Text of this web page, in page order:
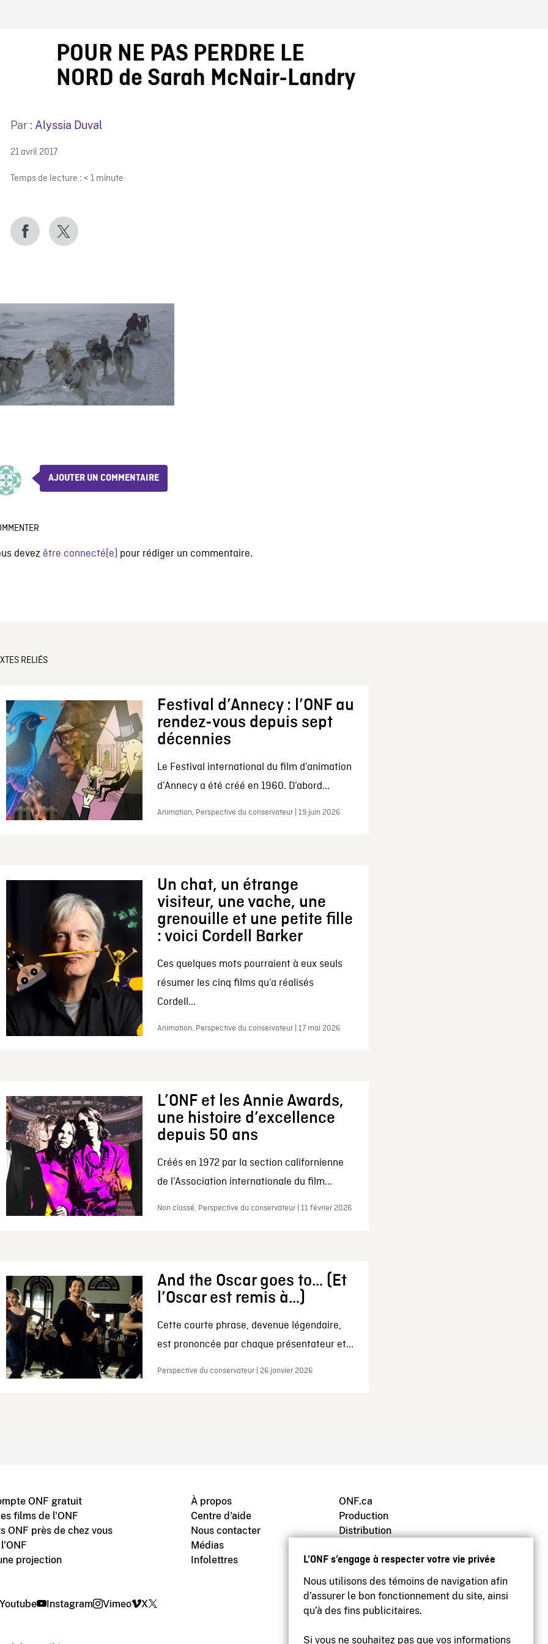
L’ONF s’engage à respecter votre vie privée
Nous utilisons des témoins de navigation afin
d’assurer le bon fonctionnement du site, ainsi
qu’à des fins publicitaires.
Si vous ne souhaitez pas que vos informations
ONF
POUR NE PAS PERDRE LE
NORD de Sarah McNair-Landry
Par : Alyssia Duval
21 avril 2017
Temps de lecture : < 1 minute
AJOUTER UN COMMENTAIRE
devez être connecté(e) pour rédiger un commentaire.
RELIÉS
Festival d’Annecy : l’ONF au
rendez-vous depuis sept
décennies
Le Festival international du film d’animation
d’Annecy a été créé en 1960. D’abord...
Animation, Perspective du conservateur | 19 juin 2026
Un chat, un étrange
visiteur, une vache, une
grenouille et une petite fille
: voici Cordell Barker
Ces quelques mots pourraient à eux seuls
résumer les cinq films qu’a réalisés
Cordell...
Animation, Perspective du conservateur | 17 mai 2026
L’ONF et les Annie Awards,
une histoire d’excellence
depuis 50 ans
Créés en 1972 par la section californienne
de l’Association internationale du film...
Non classé, Perspective du conservateur | 11 février 2026
And the Oscar goes to… (Et
l’Oscar est remis à…)
Cette courte phrase, devenue légendaire,
est prononcée par chaque présentateur et...
Perspective du conservateur | 26 janvier 2026
ONF gratuit
films de l'ONF
ONF près de chez vous
projection
À propos
Centre d'aide
Nous contacter
Médias
Infolettres
ONF.ca
Production
Distribution
Archives
Youtube Instagram Vimeo X